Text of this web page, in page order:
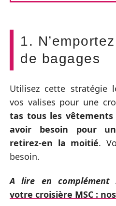
1.
de bagages
Utilisez cette stratégie
vos valises pour une
tas tous les vêtements
avoir besoin pour
retirez-en la moitié.
besoin.
A lire en complément
votre croisière MSC :